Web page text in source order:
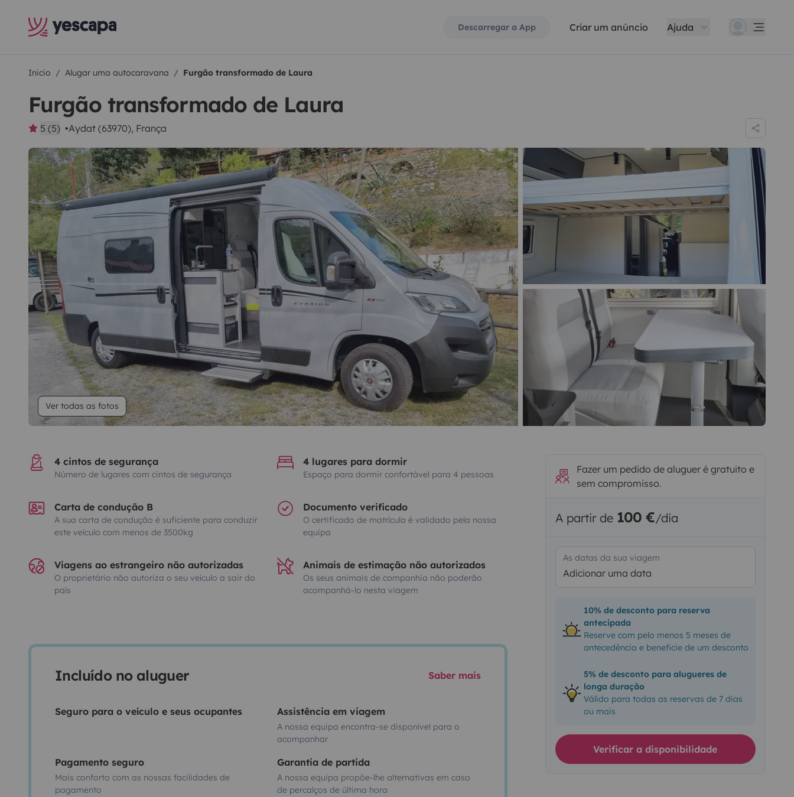
Descarregar a App Criar um anúncio Ajuda
Inicio Alugar uma autocaravana Furgão transformado de Laura
Furgão transformado de Laura
5 (5) Aydat (63970), França
Ver todas as fotos
4 cintos de segurança
Número de lugares com cintos de segurança
4 lugares para dormir
Espaço para dormir confortável para 4 pessoas
Carta de condução B
A sua carta de condução é suficiente para conduzir
este veículo com menos de 3500kg
Documento verificado
O certificado de matrícula é validado pela nossa
equipa
Viagens ao estrangeiro não autorizadas
O proprietário não autoriza o seu veículo a sair do
país
Animais de estimação não autorizados
Os seus animais de companhia não poderão
acompanhá-lo nesta viagem
Incluído no aluguer Saber mais
Seguro para o veículo e seus ocupantes Assistência em viagem
A nossa equipa encontra-se disponível para o
acompanhar
Pagamento seguro
Mais conforto com as nossas facilidades de
pagamento
Garantia de partida
A nossa equipa propõe-lhe alternativas em caso
de percalços de última hora
Fazer um pedido de aluguer é gratuito e
sem compromisso.
A partir de 100 €/dia
As datas da sua viagem
Adicionar uma data
10% de desconto para reserva
antecipada
Reserve com pelo menos 5 meses de
antecedência e beneficie de um desconto
5% de desconto para alugueres de
longa duração
Válido para todas as reservas de 7 dias
ou mais
Verificar a disponibilidade